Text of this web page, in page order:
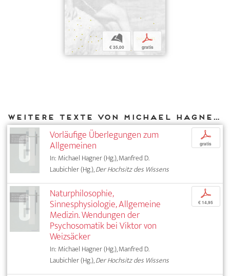
b
€ 35,00
p
gratis
Weitere Texte von Michael Hagner bei DIAPHANES
Vorläufige Überlegungen zum
Allgemeinen
In: Michael Hagner (Hg.), Manfred D.
Laubichler (Hg.),Der Hochsitz des Wissens
p
gratis
Naturphilosophie,
Sinnesphysiologie, Allgemeine
Medizin. Wendungen der
Psychosomatik bei Viktor von
Weizsäcker
In: Michael Hagner (Hg.), Manfred D.
Laubichler (Hg.),Der Hochsitz des Wissens
p
€ 14,95